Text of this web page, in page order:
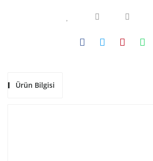
Ürün Bilgisi